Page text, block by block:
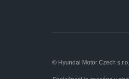
© Hyundai Motor Czech s.r.o.